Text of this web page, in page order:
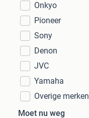
Onkyo
Pioneer
Sony
Denon
JVC
Yamaha
Overige merken
Moet nu weg